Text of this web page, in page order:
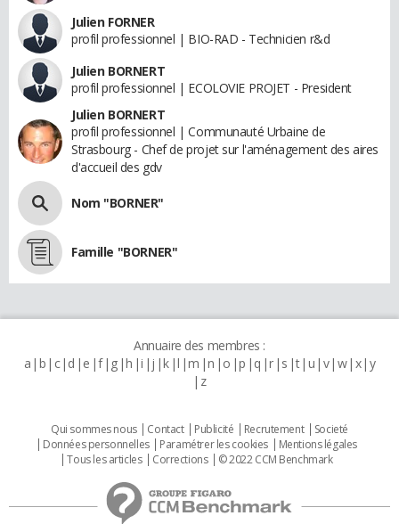
Julien FORNER
profil professionnel | BIO-RAD - Technicien r&d
Julien BORNERT
profil professionnel | ECOLOVIE PROJET - President
Julien BORNERT
profil professionnel | Communauté Urbaine de
Strasbourg - Chef de projet sur l'aménagement des aires
d'accueil des gdv
Nom "BORNER"
Famille "BORNER"
Annuaire des membres :
a b c d e f g h i j k l m n o p q r s t u v w x y
z
Qui sommes nous Contact Publicité Recrutement
Societé
Données personnelles
Paramétrer les cookies
Mentions légales
Tous les articles
Corrections © 2022 CCM Benchmark